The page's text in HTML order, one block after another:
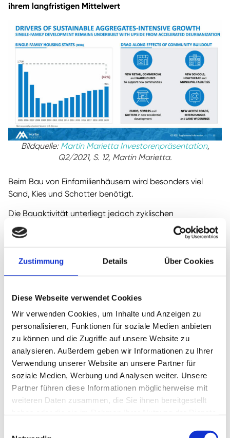
Zustimmung Details Über Cookies
Diese Webseite verwendet Cookies
Wir verwenden Cookies, um Inhalte und Anzeigen zu
personalisieren, Funktionen für soziale Medien anbieten
zu können und die Zugriffe auf unsere Website zu
analysieren. Außerdem geben wir Informationen zu Ihrer
Verwendung unserer Website an unsere Partner für
soziale Medien, Werbung und Analysen weiter. Unsere
Partner führen diese Informationen möglicherweise mit
weiteren Daten zusammen, die Sie ihnen bereitgestellt
ihrem langfristigen Mittelwert
Bildquelle: Martin Marietta Investorenpräsentation,
Q2/2021, S. 12, Martin Marietta.
Beim Bau von Einfamilienhäusern wird besonders viel
Sand, Kies und Schotter benötigt.
Die Bauaktivität unterliegt jedoch zyklischen
Schwankungen, wie die Grafik aufzeigt. 2005 wurden
noch 1,7 Mio. Häuser gebaut. Die Branche hat damals in
einem nicht nachhaltigen Boom gelebt. Daraufhin folgte
die Finanzkrise. Die wirtschaftliche Lage trübte sich ein.
Die Bauaktivität ist stark eingebrochen. Anschließend
wurden selbst im Jahr 2020 noch immer 42 % weniger
Einfamilienhäuser gebaut als im Jahr 2005.
Die Bauaktivität könnte in den nächsten Jahren weiter
zulegen. Als Folge der Coronakrise ermöglichen einige
Arbeitgeber ihren Arbeitnehmern nun, den Arbeitsort frei
auszusuchen. Genau diese neue Flexibilität könnte zu
einem Anstieg der Bauaktivität führen. Außerhalb der
großen Städte ist es leiser, landschaftlich schöner und der
Traum vom Eigenheim ist bezahlbarer.